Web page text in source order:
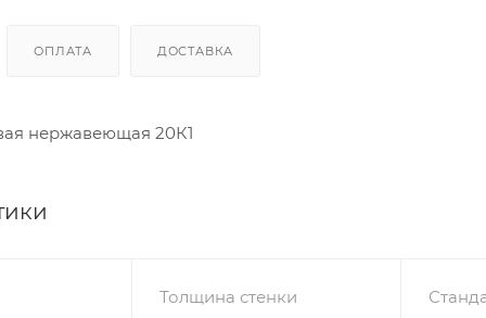
ОПЛАТА ДОСТАВКА
нержавеющая 20К1
Толщина стенки